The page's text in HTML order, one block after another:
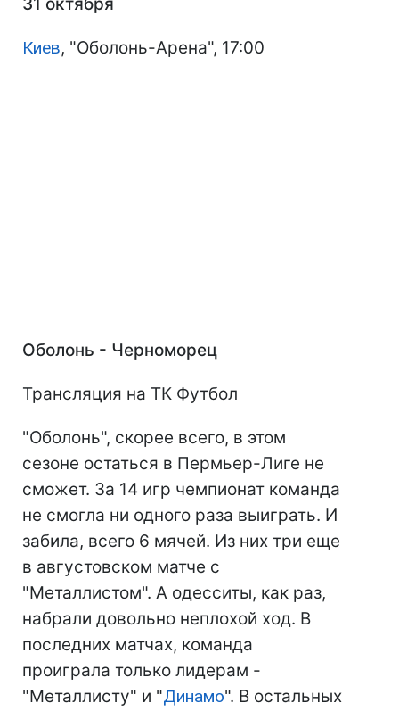
Киев, "Оболонь-Арена", 17:00
Оболонь - Черноморец
Трансляция на ТК Футбол
"Оболонь", скорее всего, в этом
сезоне остаться в Пермьер-Лиге не
сможет. За 14 игр чемпионат команда
не смогла ни одного раза выиграть. И
забила, всего 6 мячей. Из них три еще
в августовском матче с
"Металлистом". А одесситы, как раз,
набрали довольно неплохой ход. В
последних матчах, команда
проиграла только лидерам -
"Металлисту" и "Динамо". В остальных